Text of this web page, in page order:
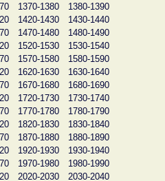
1370-1380
1380-1390
1420-1430
1430-1440
1470-1480
1480-1490
1520-1530
1530-1540
1570-1580
1580-1590
1620-1630
1630-1640
1670-1680
1680-1690
1720-1730
1730-1740
1770-1780
1780-1790
1820-1830
1830-1840
1870-1880
1880-1890
1920-1930
1930-1940
1970-1980
1980-1990
2020-2030
2030-2040